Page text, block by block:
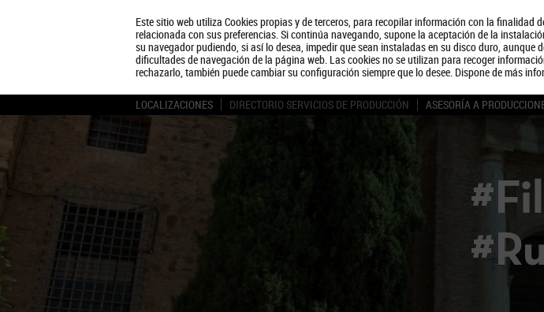
Este sitio web utiliza Cookies propias y de terceros, para recopilar información con la finalidad
relacionada con sus preferencias. Si continúa navegando, supone la aceptación de la
su navegador pudiendo, si así lo desea, impedir que sean instaladas en su disco duro, aunque
dificultades de navegación de la página web. Las cookies no se utilizan para recoger
rechazarlo, también puede cambiar su configuración siempre que lo desee. Dispone de más
LOCALIZACIONES DIRECTORIO SERVICIOS DE PRODUCCIÓN ASESORÍA A